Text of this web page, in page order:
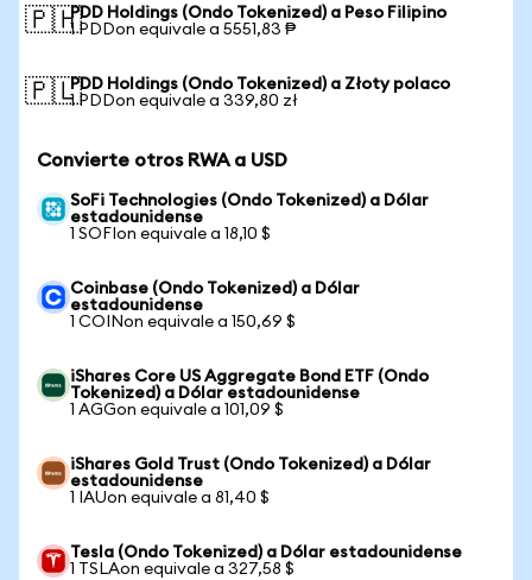
🇵🇭PDD Holdings (Ondo Tokenized) a Peso Filipino
1 PDDon equivale a 5551,83 ₱
🇵🇱PDD Holdings (Ondo Tokenized) a Złoty polaco
1 PDDon equivale a 339,80 zł
Convierte otros RWA a USD
SoFi Technologies (Ondo Tokenized) a Dólar
estadounidense
1 SOFIon equivale a 18,10 $
Coinbase (Ondo Tokenized) a Dólar
estadounidense
1 COINon equivale a 150,69 $
iShares Core US Aggregate Bond ETF (Ondo
Tokenized) a Dólar estadounidense
1 AGGon equivale a 101,09 $
iShares Gold Trust (Ondo Tokenized) a Dólar
estadounidense
1 IAUon equivale a 81,40 $
Tesla (Ondo Tokenized) a Dólar estadounidense
1 TSLAon equivale a 327,58 $